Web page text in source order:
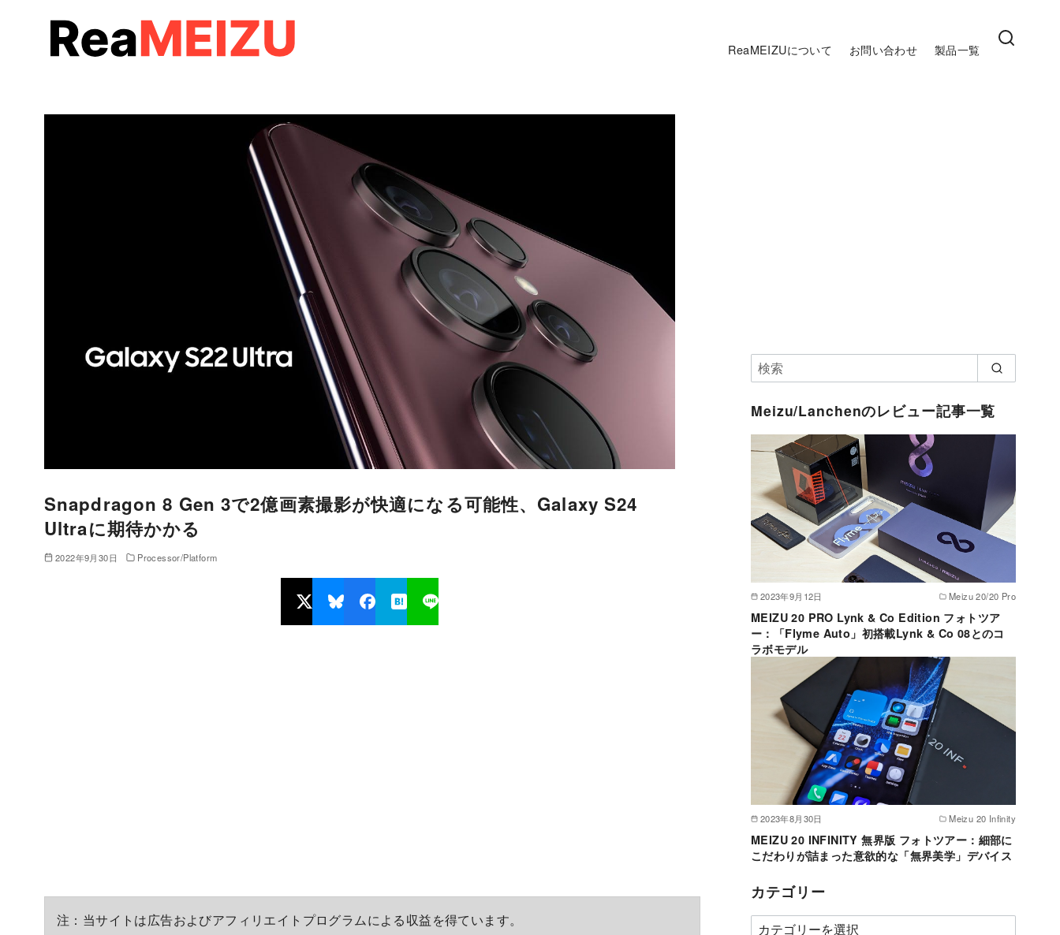
ReaMEIZUについて お問い合わせ 製品一覧
Snapdragon 8 Gen 3で2億画素撮影が快適になる可能性、Galaxy S24
Ultraに期待かかる
2022年9月30日 Processor/Platform
注：当サイトは広告およびアフィリエイトプログラムによる収益を得ています。
Meizu/Lanchenのレビュー記事一覧
2023年9月12日 Meizu 20/20 Pro
MEIZU 20 PRO Lynk & Co Edition フォトツア
ー：「Flyme Auto」初搭載Lynk & Co 08とのコ
ラボモデル
2023年8月30日 Meizu 20 Infinity
MEIZU 20 INFINITY 無界版 フォトツアー：細部に
こだわりが詰まった意欲的な「無界美学」デバイス
カテゴリー
カ